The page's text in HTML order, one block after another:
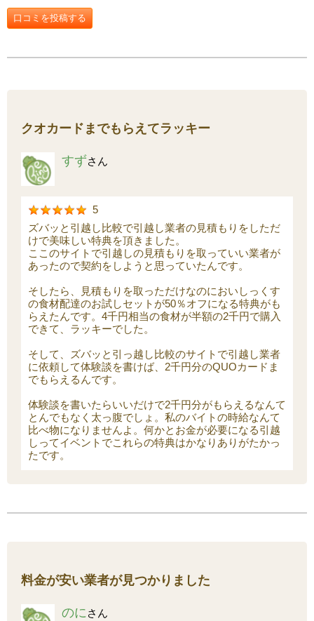
口コミを投稿する
クオカードまでもらえてラッキー
すずさん
5
ズバッと引越し比較で引越し業者の見積もりをしただ
けで美味しい特典を頂きました。
ここのサイトで引越しの見積もりを取っていい業者が
あったので契約をしようと思っていたんです。
そしたら、見積もりを取っただけなのにおいしっくす
の食材配達のお試しセットが50％オフになる特典がも
らえたんです。4千円相当の食材が半額の2千円で購入
できて、ラッキーでした。
そして、ズバッと引っ越し比較のサイトで引越し業者
に依頼して体験談を書けば、2千円分のQUOカードま
でもらえるんです。
体験談を書いたらいいだけで2千円分がもらえるなんて
とんでもなく太っ腹でしょ。私のバイトの時給なんて
比べ物になりませんよ。何かとお金が必要になる引越
しってイベントでこれらの特典はかなりありがたかっ
たです。
料金が安い業者が見つかりました
のにさん